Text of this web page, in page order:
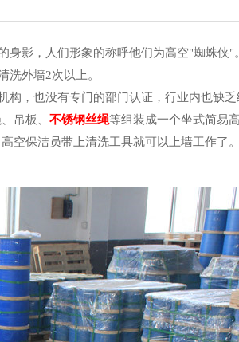
影，人们形象的称呼他们为高空"蜘蛛侠"。
外墙2次以上。
构，也没有专门的部门认证，行业内也缺乏
吊板、 不锈钢丝绳等组装成一个坐式简易
空保洁员带上清洗工具就可以上墙工作了